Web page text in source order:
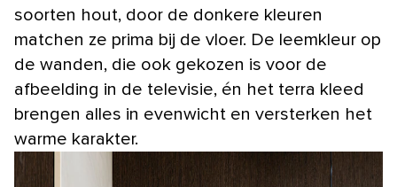
soorten hout, door de donkere kleuren
matchen ze prima bij de vloer. De leemkleur op
de wanden, die ook gekozen is voor de
afbeelding in de televisie, én het terra kleed
brengen alles in evenwicht en versterken het
warme karakter.